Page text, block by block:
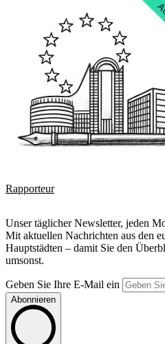
Rapporteur
Unser täglicher Newsletter, jeden
Mit aktuellen Nachrichten aus den
Hauptstädten – damit Sie den
umsonst.
Geben Sie Ihre E-Mail ein
Abonnieren